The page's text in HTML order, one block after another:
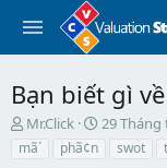
Bạn biết gì
T
h
Mr.Click
N
29 Tháng
mã´
phã¢n swot